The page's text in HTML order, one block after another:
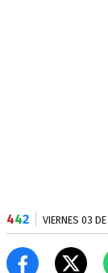
442 VIERNES 03